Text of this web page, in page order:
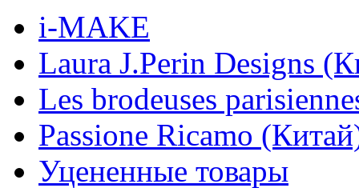
i-MAKE
Laura J.Perin Designs
Les brodeuses
Passione Ricamo
Уцененные товары